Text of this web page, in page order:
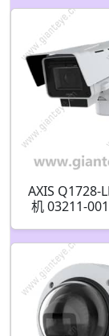
AXIS Q1728-
机 03211-